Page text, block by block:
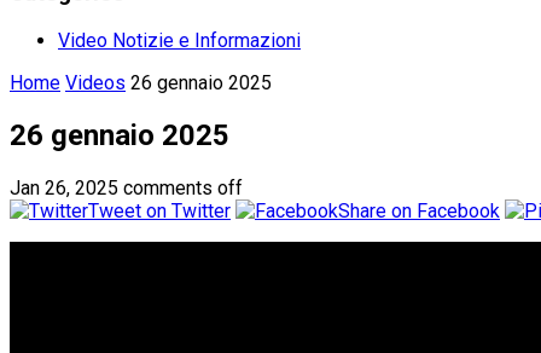
Video Notizie e Informazioni
Home Videos 26 gennaio 2025
26 gennaio 2025
Jan 26, 2025 comments off
Tweet on Twitter
Share on Facebook